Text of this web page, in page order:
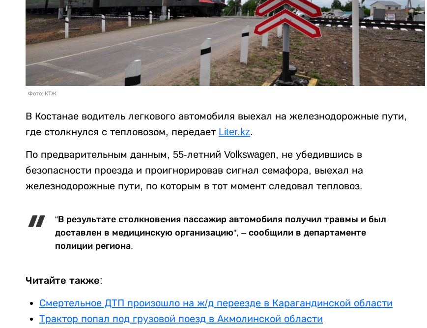
Фото: КТЖ
В Костанае водитель легкового автомобиля выехал на железнодорожные пути,
где столкнулся с тепловозом, передает Liter.kz.
По предварительным данным, 55-летний Volkswagen, не убедившись в
безопасности проезда и проигнорировав сигнал семафора, выехал на
железнодорожные пути, по которым в тот момент следовал тепловоз.
“В результате столкновения пассажир автомобиля получил травмы и был
доставлен в медицинскую организацию", – сообщили в департаменте
полиции региона.
Читайте также:
Смертельное ДТП произошло на ж/д переезде в Карагандинской области
Трактор попал под грузовой поезд в Акмолинской области